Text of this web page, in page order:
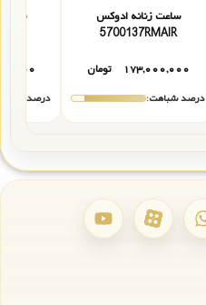
ساعت زنانه ادوکس
5700137RMAIR
۱۷۳,۰۰۰,۰۰۰
تومان
درصد شباهت:
درصد